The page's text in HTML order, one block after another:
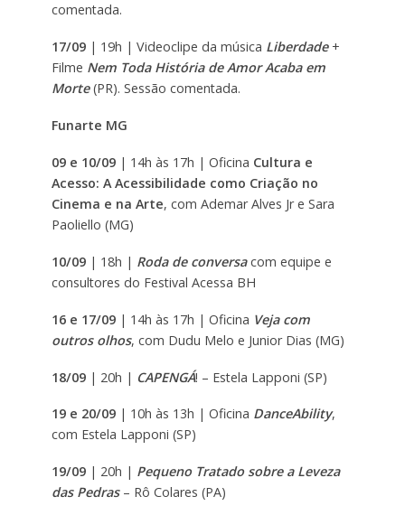
comentada.
17/09| 19h | Videoclipe da música Liberdade +
Filme Nem Toda História de Amor Acaba em
Morte(PR). Sessão comentada.
Funarte MG
09 e 10/09| 14h às 17h | Oficina Cultura e
Acesso: A Acessibilidade como Criação no
Cinema e na Arte, com Ademar Alves Jr e Sara
Paoliello (MG)
10/09| 18h | Roda de conversacom equipe e
consultores do Festival Acessa BH
16 e 17/09| 14h às 17h | Oficina Veja com
outros olhos, com Dudu Melo e Junior Dias (MG)
18/09| 20h | CAPENGÁ! – Estela Lapponi (SP)
19 e 20/09 | 10h às 13h | Oficina DanceAbility,
com Estela Lapponi (SP)
19/09| 20h | Pequeno Tratado sobre a Leveza
das Pedras– Rô Colares (PA)